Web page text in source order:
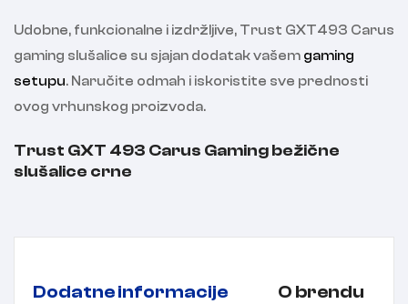
Udobne, funkcionalne i izdržljive, Trust GXT493 Carus
gaming slušalice su sjajan dodatak vašem gaming
setupu. Naručite odmah i iskoristite sve prednosti
ovog vrhunskog proizvoda.
Trust GXT 493 Carus Gaming bežične
slušalice crne
Dodatne informacije O brendu